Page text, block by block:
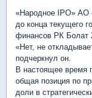
«Народное IPO» АО
до конца текущего
финансов РК
«Нет, не
подчеркнул он.
В настоящее время
общая позиция по
доли в